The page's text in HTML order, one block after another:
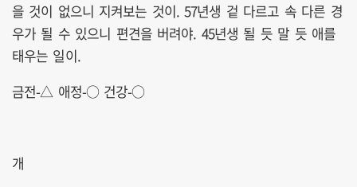
을 것이 없으니 지켜보는 것이. 57년생 겉 다르고 속 다른 경
우가 될 수 있으니 편견을 버려야. 45년생 될 듯 말 듯 애를
태우는 일이.
금전-△ 애정-○ 건강-○
개